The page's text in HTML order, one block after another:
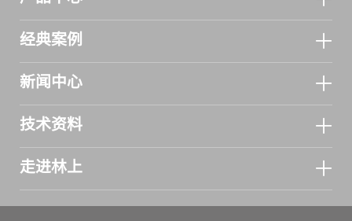
经典案例
新闻中心
技术资料
走进林上